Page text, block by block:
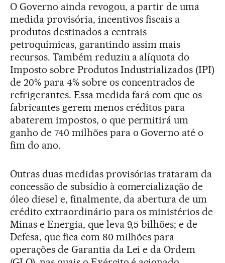
O Governo ainda revogou, a partir de uma
medida provisória, incentivos fiscais a
produtos destinados a centrais
petroquímicas, garantindo assim mais
recursos. Também reduziu a alíquota do
Imposto sobre Produtos Industrializados (IPI)
de 20% para 4% sobre os concentrados de
refrigerantes. Essa medida fará com que os
fabricantes gerem menos créditos para
abaterem impostos, o que permitirá um
ganho de 740 milhões para o Governo até o
fim do ano.
Outras duas medidas provisórias trataram da
concessão de subsídio à comercialização de
óleo diesel e, finalmente, da abertura de um
crédito extraordinário para os ministérios de
Minas e Energia, que leva 9,5 bilhões; e de
Defesa, que fica com 80 milhões para
operações de Garantia da Lei e da Ordem